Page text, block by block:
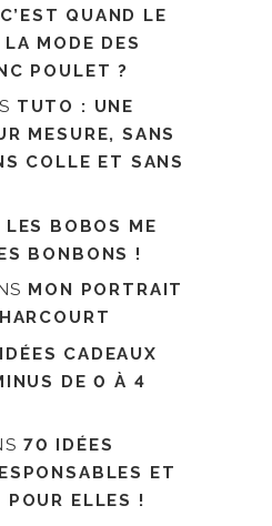
C’EST QUAND LE
MODE DES
POULET ?
TUTO : UNE
MESURE, SANS
COLLE ET SANS
LES BOBOS ME
BONBONS !
MON PORTRAIT
IDÉES CADEAUX
DE 0 À 4
70 IDÉES
ET
POUR ELLES !